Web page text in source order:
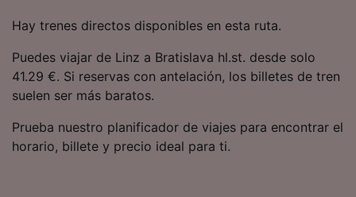
Hay trenes directos disponibles en esta ruta.
Puedes viajar de Linz a Bratislava hl.st. desde solo
41.29 €. Si reservas con antelación, los billetes de tren
suelen ser más baratos.
Prueba nuestro planificador de viajes para encontrar el
horario, billete y precio ideal para ti.
publicidad y contenido, investigación de
audiencia y desarrollo de servicios.
Lista de asociados (proveedores)